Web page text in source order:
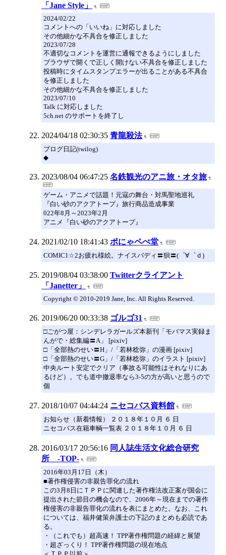
「Jane Style」
2024/02/22
コメントへの「いいね」に対応しました
その他細かな不具合を修正しました
2023/07/28
不適切なコメントを運営に通報できるようにしました
ブラウザで開くで正しく開けない不具合を修正しました
投稿時にタイムスタンプエラーが出ることがある不具合
を修正しました
その他細かな不具合を修正しました
2023/07/10
Talk に対応しました
5ch.net のサポートを終了し
2024/04/18 02:30:35 青龍殺法
ブログ日記(twilog)
◆
2023/08/04 06:47:25 名鉄観光のアニ旅・オタ旅
ゲーム・アニメで話題！元寇の舞台・対馬聖地巡礼
『白い砂のアクアトープ』旅行商品造成事業
022年8月～2023年2月
アニメ『白い砂のアクアトープ』
2021/02/10 18:41:43 ポにゃペぺ堂
COMIC1☆2お疲れ様絵。ナイスバディ〓狽〓(゜∀゜ｄ)
2019/08/04 03:38:00 Twitterクライアント
「Janetter」
Copyright © 2010-2019 Jane, Inc. All Rights Reserved.
2019/06/20 00:33:38 ゴルゴ31
□ごがつ屋：シンデレラガールズ本新刊「モバマス実録ま
んがで・総集編〓A」 [pixiv]
□「全部熱のせい〓H」/「若林稔弥」の漫画 [pixiv]
□「全部熱のせい〓G」/「若林稔弥」のイラスト [pixiv]
中央ルート安定でクリア（事故る可能性はそれなりにあ
るけど）。でも道中撤退率なら3-5の方が高いと思うので
個
2018/10/07 04:44:24 ニセコバス資料館
お知らせ（新着情報） ２０１８年１０月 ６ 日
ニセコバス在籍車輌一覧表 ２０１８年１０月 ６ 日
2016/03/17 20:56:16 同人誌生活文化総合研究
所 -TOP-
2016年03月17日（木）
■著作権侵害の非親告罪化の流れ
この3月8日にＴＰＰに関連した著作権法改正案が国会に
提出された節目の機会なので、2006年～現在までの著作
権侵害の非親告罪化の流れを表にまとめた。なお、これ
については、福井健策弁護士の下記のまとめも必読であ
る。
・（これでも）超高速！ TPP著作権問題の経緯と展望
・超ざっくり！ TPP著作権問題の現在地点